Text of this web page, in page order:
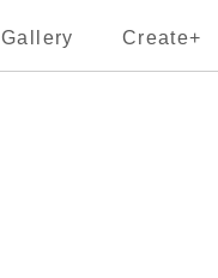
Gallery Create+